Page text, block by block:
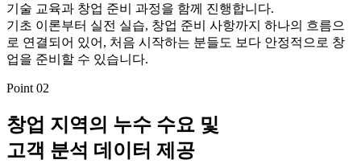
기술 교육과 창업 준비 과정을 함께 진행합니다.
기초 이론부터 실전 실습, 창업 준비 사항까지 하나의 흐름으
로 연결되어 있어, 처음 시작하는 분들도 보다 안정적으로 창
업을 준비할 수 있습니다.
Point 02
창업 지역의 누수 수요 및
고객 분석 데이터 제공